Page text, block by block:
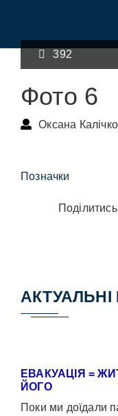
392
Фото 6
Оксана Калічко
Позначки
ЕВАКУАЦІЯ =
ЙОГО
Поки ми доїдали